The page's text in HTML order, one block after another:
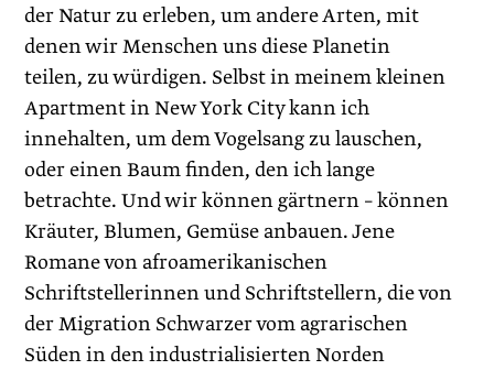
der Natur zu erleben, um andere Arten, mit
denen wir Menschen uns diese Planetin
teilen, zu würdigen. Selbst in meinem kleinen
Apartment in New York City kann ich
innehalten, um dem Vogelsang zu lauschen,
oder einen Baum finden, den ich lange
betrachte. Und wir können gärtnern – können
Kräuter, Blumen, Gemüse anbauen. Jene
Romane von afroamerikanischen
Schriftstellerinnen und Schriftstellern, die von
der Migration Schwarzer vom agrarischen
Süden in den industrialisierten Norden